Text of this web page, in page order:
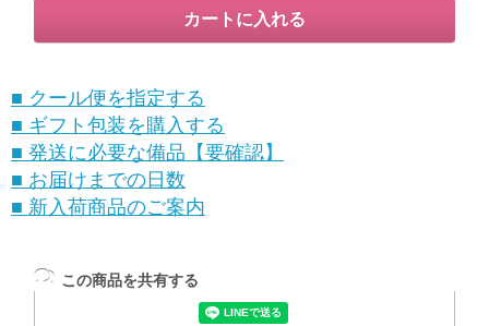
■ クール便を指定する
■ ギフト包装を購入する
■ 発送に必要な備品【要確認】
■ お届けまでの日数
■ 新入荷商品のご案内
この商品を共有する